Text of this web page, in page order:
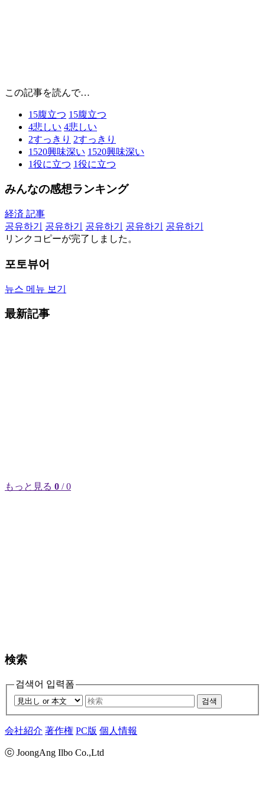
この記事を読んで…
15腹立つ 15腹立つ
4悲しい 4悲しい
2すっきり 2すっきり
1520興味深い 1520興味深い
1役に立つ 1役に立つ
みんなの感想ランキング
経済 記事
공유하기
공유하기 공유하기 공유하기
공유하기
リンクコピーが完了しました。
포토뷰어
뉴스 메뉴 보기
最新記事
もっと見る 0 / 0
検索
검색어 입력폼
검색
会社紹介 著作権 PC版 個人情報
ⓒ JoongAng Ilbo Co.,Ltd